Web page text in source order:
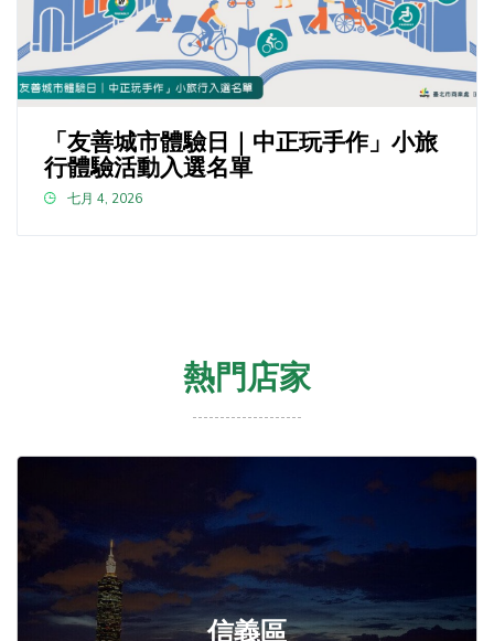
「友善城市體驗日｜中正玩手作」小旅
行體驗活動入選名單
七月 4, 2026
熱門店家
信義區